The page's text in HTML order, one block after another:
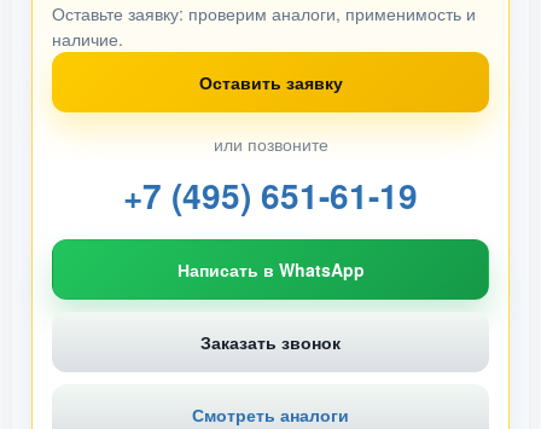
Оставьте заявку: проверим аналоги, применимость и
наличие.
Оставить заявку
или позвоните
+7 (495) 651-61-19
Написать в WhatsApp
Заказать звонок
Смотреть аналоги